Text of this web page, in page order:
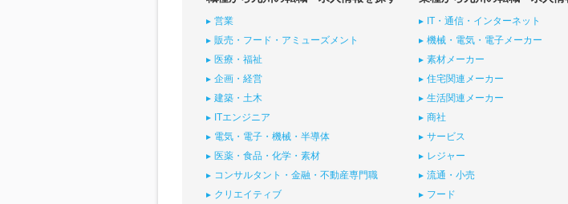
営業
販売・フード・アミューズメント
医療・福祉
企画・経営
建築・土木
ITエンジニア
電気・電子・機械・半導体
医薬・食品・化学・素材
コンサルタント・金融・不動産専門職
クリエイティブ
IT・通信・インターネット
機械・電気・電子メーカー
素材メーカー
住宅関連メーカー
生活関連メーカー
商社
サービス
レジャー
流通・小売
フード